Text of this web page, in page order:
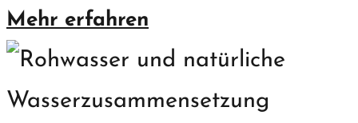
Mehr erfahren